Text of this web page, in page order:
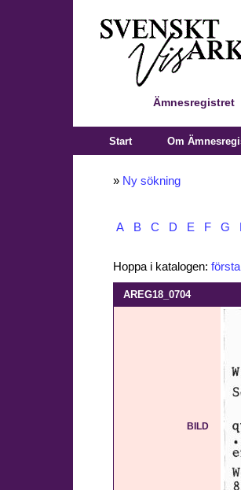
Ämnesregistret
Start Om
» Ny sökning
A B C D E F G
Hoppa i katalogen: första
AREG18_0704
BILD